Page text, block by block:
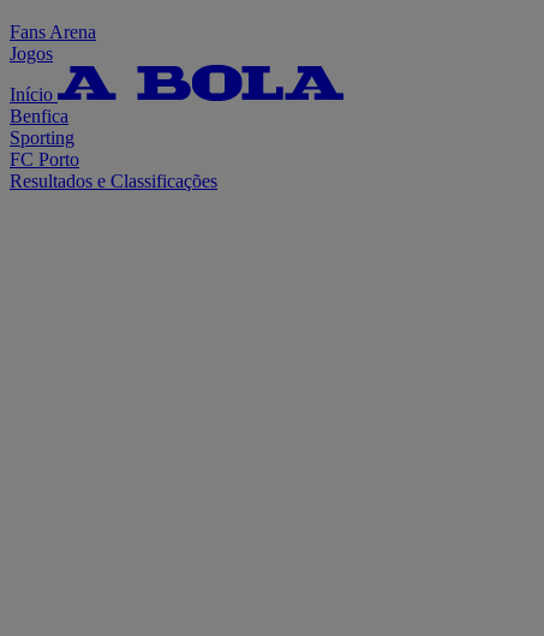
Fans Arena
Jogos
Início
Benfica
Sporting
FC Porto
Resultados e Classificações